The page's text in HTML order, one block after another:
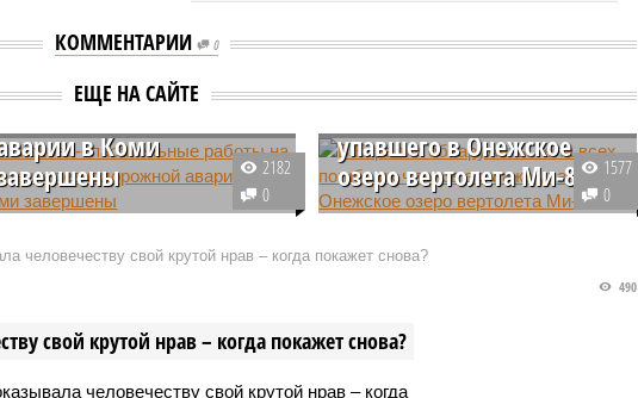
КОММЕНТАРИИ 0
ЕЩЕ НА САЙТЕ
спасательные
на месте
железнодорожной
в Коми
МЧС сообщили о завершении
которая со вчерашнего
пассажирского поезда
2182
0
В Карелии обнаружены
тела всех погибших
упавшего в Онежское
озеро вертолета Ми-8
В ходе поисковой операции,
Онежского озера в Карелии,
спасателям удалось обнаружить
вертолета Ми-8, упавшего в
1577
0
человечеству свой крутой нрав – когда покажет снова?
свой крутой нрав – когда покажет снова?
490